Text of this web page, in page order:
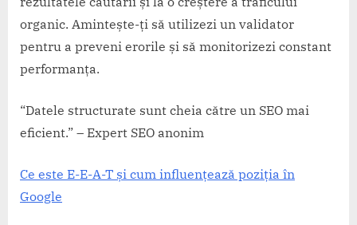
organic. Amintește-ți să utilizezi un validator
pentru a preveni erorile și să monitorizezi constant
performanța.
“Datele structurate sunt cheia către un SEO mai
eficient.” – Expert SEO anonim
Ce este E-E-A-T și cum influențează poziția în
Google